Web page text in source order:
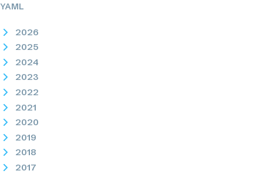
YAML
2026
2025
2024
2023
2022
2021
2020
2019
2018
2017